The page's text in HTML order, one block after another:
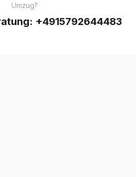
Umzug?
+4915792644483